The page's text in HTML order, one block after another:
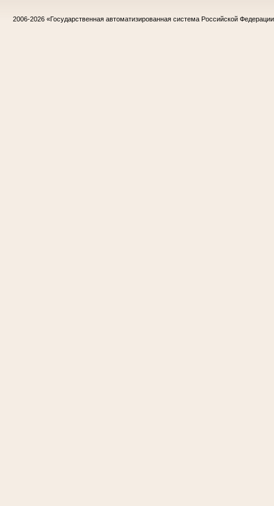
2006-2026 «Государственная автоматизированная система Российской